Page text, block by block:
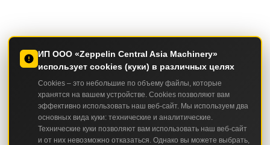
ИП ООО «Zeppelin Central Asia Machinery»
использует cookies (куки) в различных целях
Cookies – это небольшие по объему файлы, которые
хранятся на вашем устройстве. Cookies позволяют вам
эффективно использовать наш веб-сайт. Мы используем два
основных вида куки: технические и аналитические.
Технические куки позволяют вам использовать наш веб-сайт
и от них невозможно отказаться. Однако вы можете выбрать,